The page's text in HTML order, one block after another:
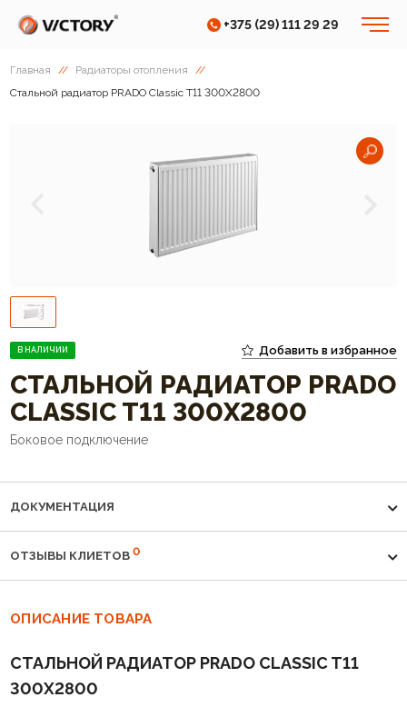
+375 (29) 111 29 29
Главная // Радиаторы отопления
//
Cтальной радиатор PRADO Classic T11 300Х2800
В НАЛИЧИИ
CТАЛЬНОЙ РАДИАТОР PRADO
CLASSIC T11 300Х2800
Боковое подключение
Добавить в избранное
ДОКУМЕНТАЦИЯ
ОТЗЫВЫ КЛИЕТОВ 0
ОПИСАНИЕ ТОВАРА
CТАЛЬНОЙ РАДИАТОР PRADO CLASSIC T11
300Х2800